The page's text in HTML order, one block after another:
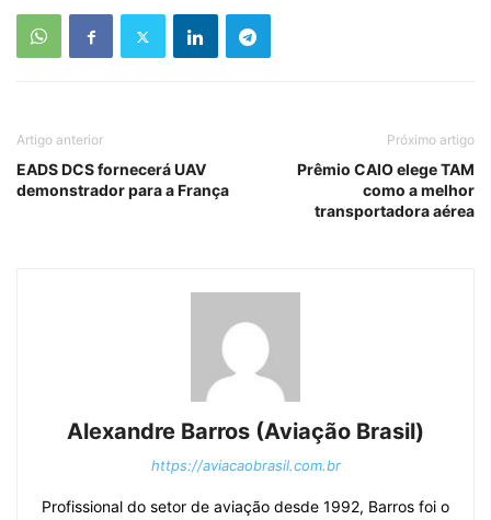
Artigo anterior
EADS DCS fornecerá UAV
demonstrador para a França
Próximo artigo
Prêmio CAIO elege TAM
como a melhor
transportadora aérea
Alexandre Barros (Aviação Brasil)
https://aviacaobrasil.com.br
Profissional do setor de aviação desde 1992, Barros foi o